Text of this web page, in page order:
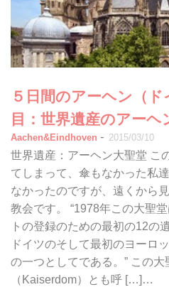
５日間のアーヘン（ド
目：世界遺産のアーヘ
Aachen&Eindhoven - 2015/03/10
世界遺産：アーヘン大聖堂 こ
てしまって、傘もなかった私
なかったのですが、遠くから
教会です。 “1978年この大聖
トの登録のための最初の12の
ドイツのそして最初のヨーロ
の一つとしてである。” この大
（Kaiserdom）とも呼 […]…